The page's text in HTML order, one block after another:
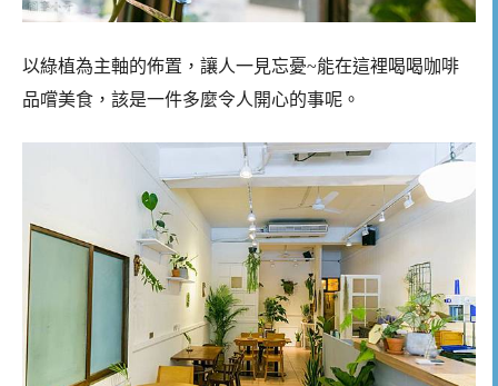
以綠植為主軸的佈置，讓人一見忘憂~能在這裡喝喝咖啡
品嚐美食，該是一件多麼令人開心的事呢。